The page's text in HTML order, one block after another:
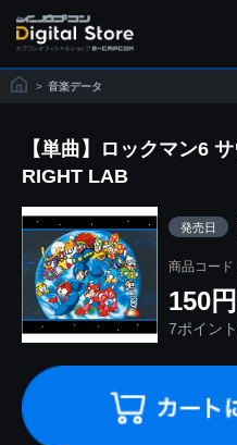
> 音楽データ
【単曲】ロックマン6
RIGHT LAB
発売日
商品コー
150円
7ポイン